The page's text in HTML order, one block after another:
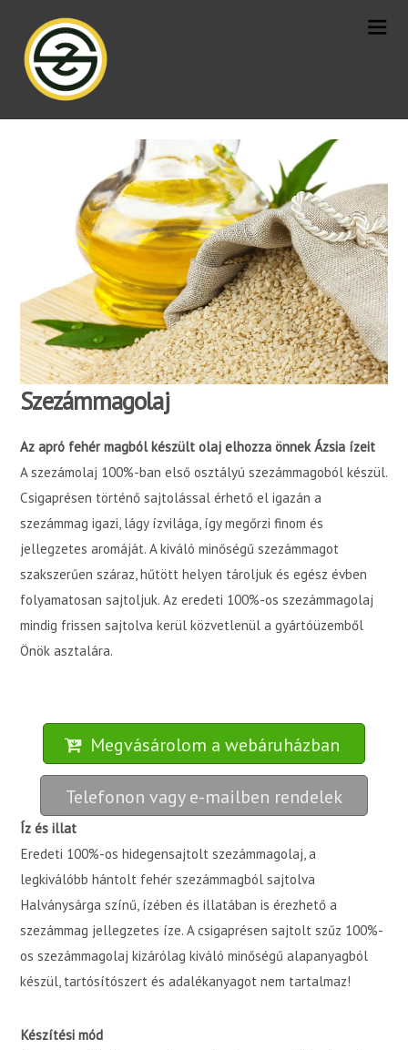
Szezámmagolaj
Az apró fehér magból készült olaj elhozza önnek Ázsia ízeit
A szezámolaj 100%-ban első osztályú szezámmagoból készül.
Csigaprésen történő sajtolással érhető el igazán a
szezámmag igazi, lágy ízvilága, így megőrzi finom és
jellegzetes aromáját. A kiváló minőségű szezámmagot
szakszerűen száraz, hűtött helyen tároljuk és egész évben
folyamatosan sajtoljuk. Az eredeti 100%-os szezámmagolaj
mindig frissen sajtolva kerül közvetlenül a gyártóüzemből
Önök asztalára.
Megvásárolom a webáruházban
Telefonon vagy e-mailben rendelek
Íz és illat
Eredeti 100%-os hidegensajtolt szezámmagolaj, a
legkiválóbb hántolt fehér szezámmagból sajtolva
Halványsárga színű, ízében és illatában is érezhető a
szezámmag jellegzetes íze. A csigaprésen sajtolt szűz 100%-
os szezámmagolaj kizárólag kiváló minőségű alapanyagból
készül, tartósítószert és adalékanyagot nem tartalmaz!
Készítési mód